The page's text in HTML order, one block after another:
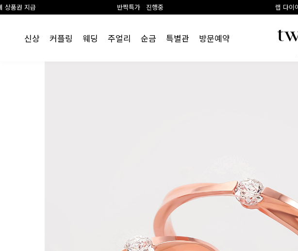
신상 커플링 웨딩 주얼리 순금 특별관 방문예약